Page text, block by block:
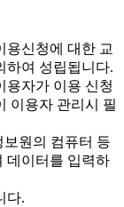
신청에 대한 교
하여 성립됩니다.
자가 이용 신청
이용자 관리시 필
원의 컴퓨터 등
데이터를 입력하
다.